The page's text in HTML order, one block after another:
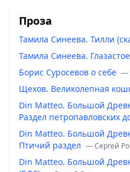
Проза
Тамила Синеева. Тилли
Тамила Синеева.
Борис Суросевов о себе —
Щехов. Великолепная
Din Matteo. Большой
Раздел петропавловских
Din Matteo. Большой
Птичий раздел — Сергей
Din Matteo. Большой